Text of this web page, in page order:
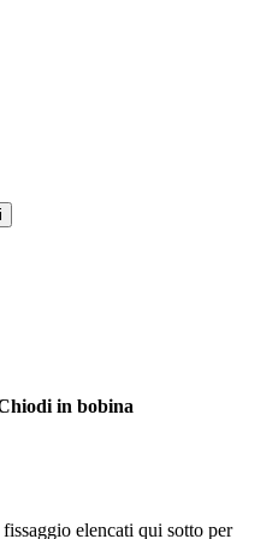
in bobina
elencati qui sotto per